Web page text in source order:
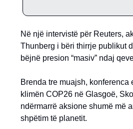
Në një intervistë për Reuters,
Thunberg i bëri thirrje publikut
bëjnë presion “masiv” ndaj
Brenda tre muajsh, konferenca
klimën COP26 në Glasgoë,
ndërmarrë aksione shumë më
shpëtim të planetit.